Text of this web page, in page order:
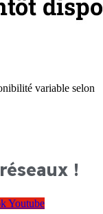
variable selon
!
Youtube